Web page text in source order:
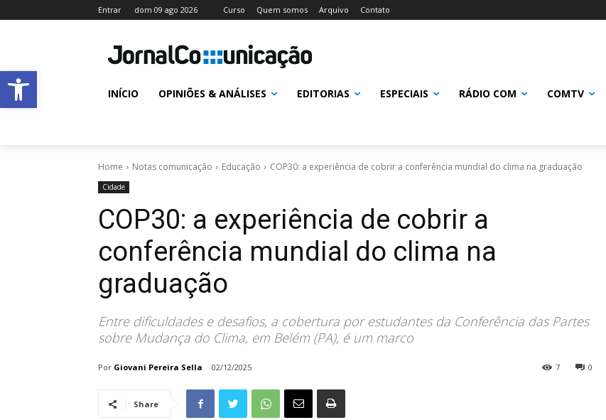
Abrir a barra de ferramentas
Entrar dom 09 ago 2026 Curso Quem somos Arquivo Contato
INÍCIO OPINIÕES & ANÁLISES EDITORIAS ESPECIAIS RÁDIO COM COMTV
Home Notas comunicação Educação COP30: a experiência de cobrir a conferência mundial do clima na graduação
Cidade
COP30: a experiência de cobrir a
conferência mundial do clima na
graduação
Entre dificuldades e desafios, a cobertura por estudantes da Conferência das Partes
sobre Mudança do Clima, em Belém (PA), é um marco
Por Giovani Pereira Sella 02/12/2025 0
7
Share